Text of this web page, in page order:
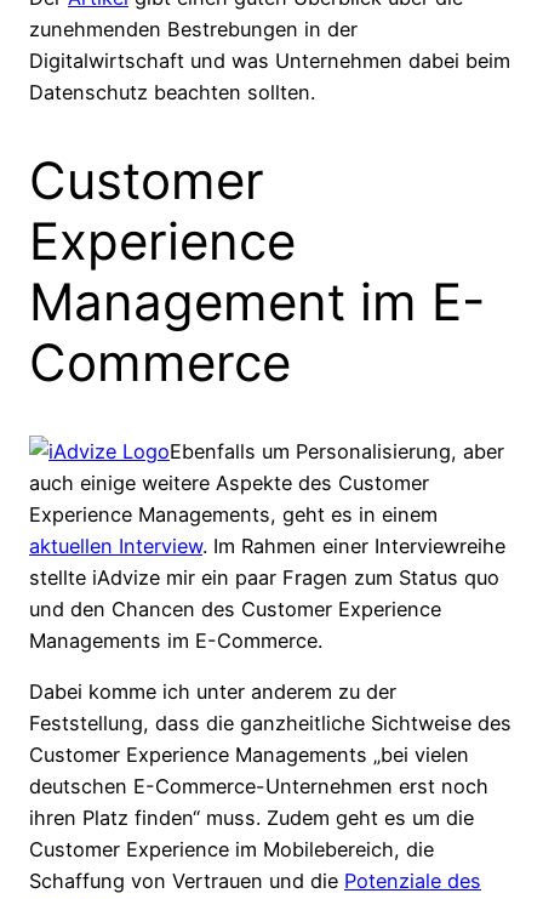
zunehmenden Bestrebungen in der
Digitalwirtschaft und was Unternehmen dabei beim
Datenschutz beachten sollten.
Customer
Experience
Management im E-
Commerce
Ebenfalls um Personalisierung, aber
auch einige weitere Aspekte des Customer
Experience Managements, geht es in einem
aktuellen Interview. Im Rahmen einer Interviewreihe
stellte iAdvize mir ein paar Fragen zum Status quo
und den Chancen des Customer Experience
Managements im E-Commerce.
Dabei komme ich unter anderem zu der
Feststellung, dass die ganzheitliche Sichtweise des
Customer Experience Managements „bei vielen
deutschen E-Commerce-Unternehmen erst noch
ihren Platz finden“ muss. Zudem geht es um die
Customer Experience im Mobilebereich, die
Schaffung von Vertrauen und die Potenziale des